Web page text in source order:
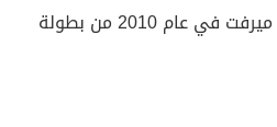
2010 من بطولة